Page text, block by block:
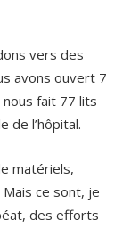
vers des
avons ouvert 7
fait 77 lits
de l’hôpital.
matériels,
ce sont, je
des efforts